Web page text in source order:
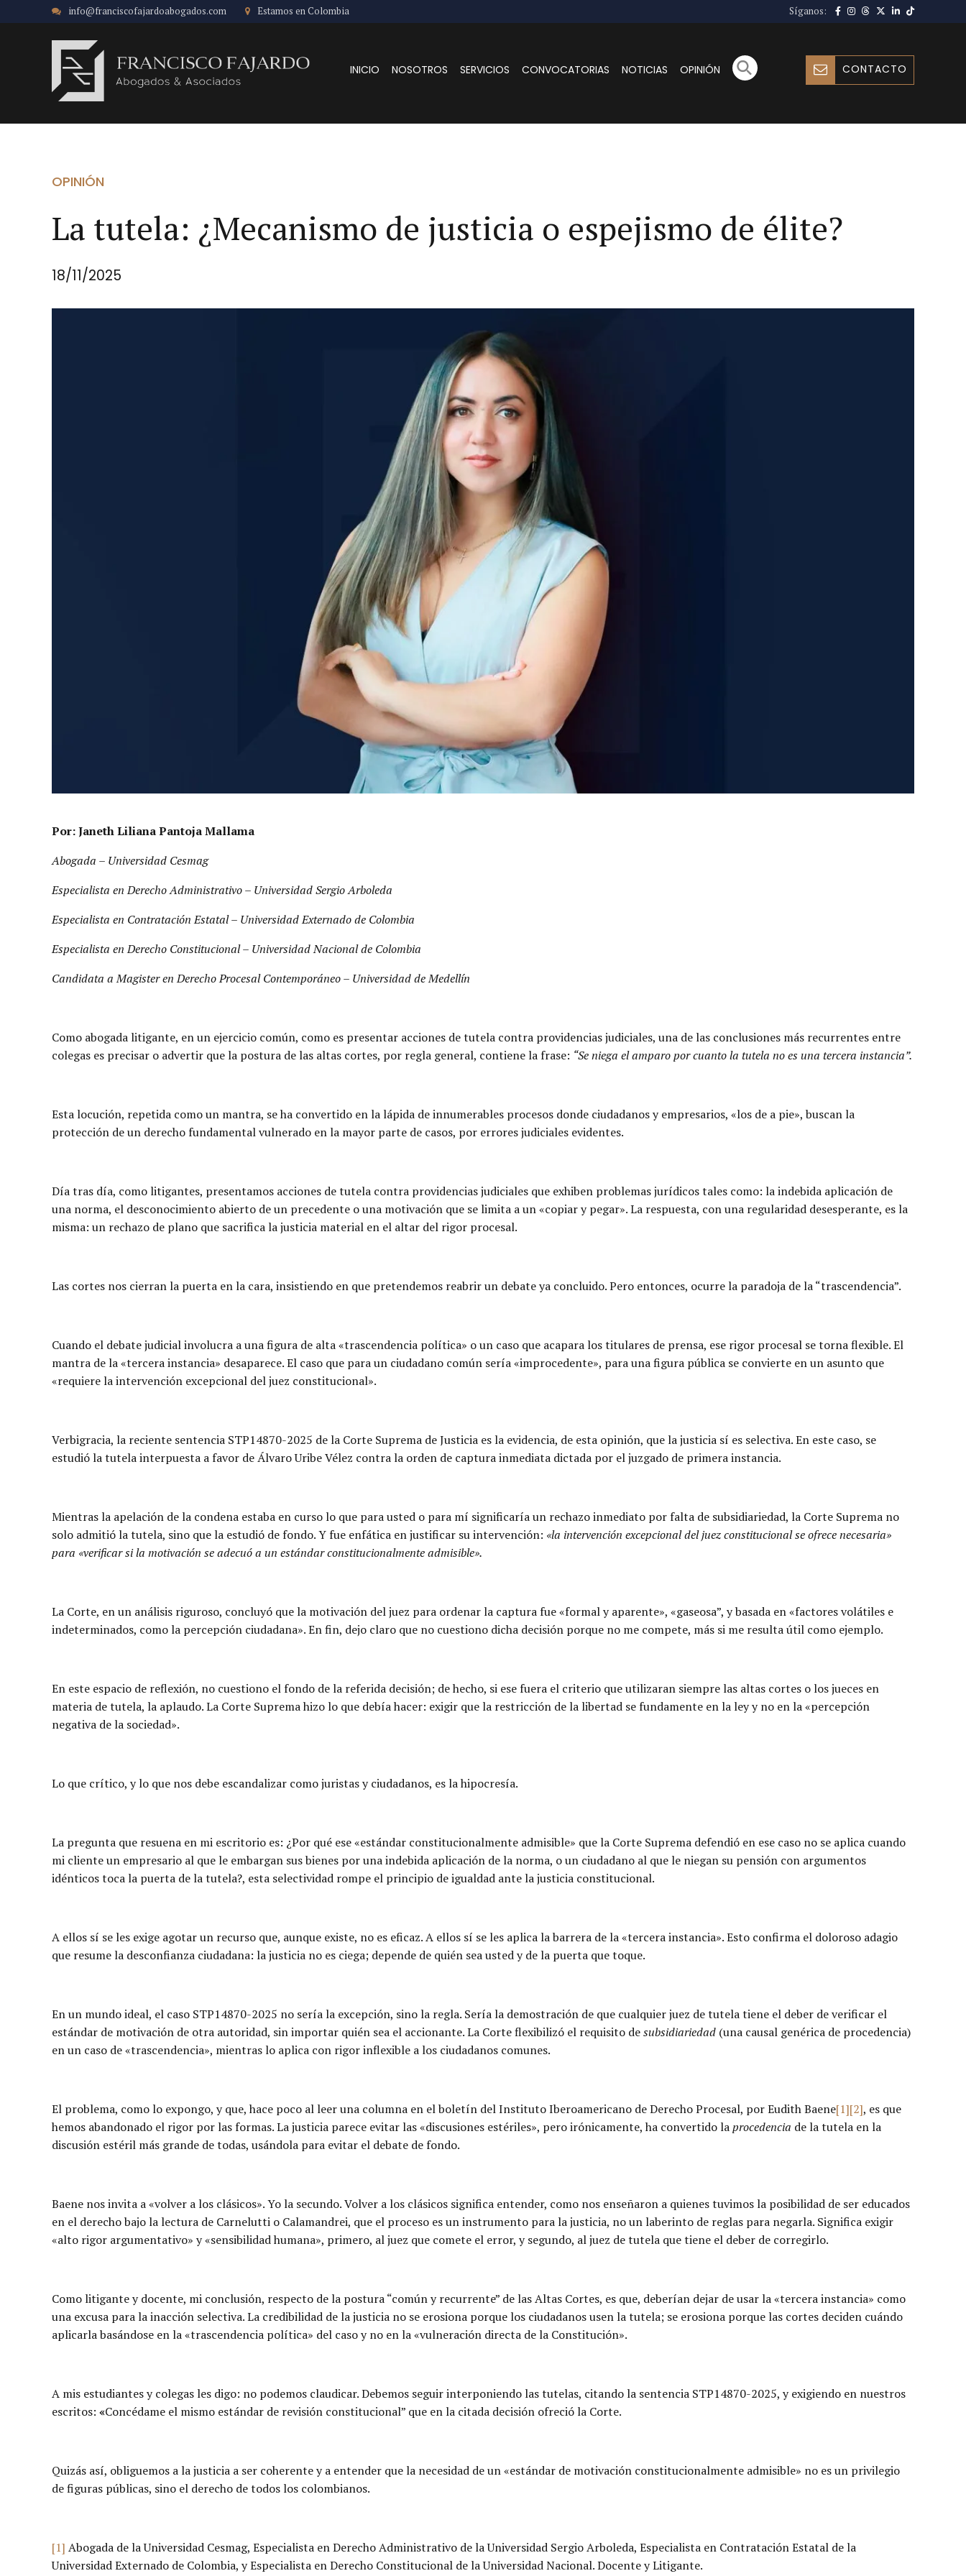
info@franciscofajardoabogados.com Estamos en Colombia Síganos:
CONTACTO
INICIO NOSOTROS SERVICIOS CONVOCATORIAS NOTICIAS OPINIÓN
OPINIÓN
La tutela: ¿Mecanismo de justicia o espejismo de élite?
18/11/2025
Por: Janeth Liliana Pantoja Mallama
Abogada – Universidad Cesmag
Especialista en Derecho Administrativo – Universidad Sergio Arboleda
Especialista en Contratación Estatal – Universidad Externado de Colombia
Especialista en Derecho Constitucional – Universidad Nacional de Colombia
Candidata a Magister en Derecho Procesal Contemporáneo – Universidad de Medellín
Como abogada litigante, en un ejercicio común, como es presentar acciones de tutela contra providencias judiciales, una de las conclusiones más recurrentes entre
colegas es precisar o advertir que la postura de las altas cortes, por regla general, contiene la frase: “Se niega el amparo por cuanto la tutela no es una tercera instancia”.
Esta locución, repetida como un mantra, se ha convertido en la lápida de innumerables procesos donde ciudadanos y empresarios, «los de a pie», buscan la
protección de un derecho fundamental vulnerado en la mayor parte de casos, por errores judiciales evidentes.
Día tras día, como litigantes, presentamos acciones de tutela contra providencias judiciales que exhiben problemas jurídicos tales como: la indebida aplicación de
una norma, el desconocimiento abierto de un precedente o una motivación que se limita a un «copiar y pegar». La respuesta, con una regularidad desesperante, es la
misma: un rechazo de plano que sacrifica la justicia material en el altar del rigor procesal.
Las cortes nos cierran la puerta en la cara, insistiendo en que pretendemos reabrir un debate ya concluido. Pero entonces, ocurre la paradoja de la “trascendencia”.
Cuando el debate judicial involucra a una figura de alta «trascendencia política» o un caso que acapara los titulares de prensa, ese rigor procesal se torna flexible. El
mantra de la «tercera instancia» desaparece. El caso que para un ciudadano común sería «improcedente», para una figura pública se convierte en un asunto que
«requiere la intervención excepcional del juez constitucional».
Verbigracia, la reciente sentencia STP14870-2025 de la Corte Suprema de Justicia es la evidencia, de esta opinión, que la justicia sí es selectiva. En este caso, se
estudió la tutela interpuesta a favor de Álvaro Uribe Vélez contra la orden de captura inmediata dictada por el juzgado de primera instancia.
Mientras la apelación de la condena estaba en curso lo que para usted o para mí significaría un rechazo inmediato por falta de subsidiariedad, la Corte Suprema no
solo admitió la tutela, sino que la estudió de fondo. Y fue enfática en justificar su intervención: «la intervención excepcional del juez constitucional se ofrece necesaria»
para «verificar si la motivación se adecuó a un estándar constitucionalmente admisible».
La Corte, en un análisis riguroso, concluyó que la motivación del juez para ordenar la captura fue «formal y aparente», «gaseosa”, y basada en «factores volátiles e
indeterminados, como la percepción ciudadana». En fin, dejo claro que no cuestiono dicha decisión porque no me compete, más si me resulta útil como ejemplo.
En este espacio de reflexión, no cuestiono el fondo de la referida decisión; de hecho, si ese fuera el criterio que utilizaran siempre las altas cortes o los jueces en
materia de tutela, la aplaudo. La Corte Suprema hizo lo que debía hacer: exigir que la restricción de la libertad se fundamente en la ley y no en la «percepción
negativa de la sociedad».
Lo que crítico, y lo que nos debe escandalizar como juristas y ciudadanos, es la hipocresía.
La pregunta que resuena en mi escritorio es: ¿Por qué ese «estándar constitucionalmente admisible» que la Corte Suprema defendió en ese caso no se aplica cuando
mi cliente un empresario al que le embargan sus bienes por una indebida aplicación de la norma, o un ciudadano al que le niegan su pensión con argumentos
idénticos toca la puerta de la tutela?, esta selectividad rompe el principio de igualdad ante la justicia constitucional.
A ellos sí se les exige agotar un recurso que, aunque existe, no es eficaz. A ellos sí se les aplica la barrera de la «tercera instancia». Esto confirma el doloroso adagio
que resume la desconfianza ciudadana: la justicia no es ciega; depende de quién sea usted y de la puerta que toque.
En un mundo ideal, el caso STP14870-2025 no sería la excepción, sino la regla. Sería la demostración de que cualquier juez de tutela tiene el deber de verificar el
estándar de motivación de otra autoridad, sin importar quién sea el accionante. La Corte flexibilizó el requisito desubsidiariedad (una causal genérica de procedencia)
en un caso de «trascendencia», mientras lo aplica con rigor inflexible a los ciudadanos comunes.
El problema, como lo expongo, y que, hace poco al leer una columna en el boletín del Instituto Iberoamericano de Derecho Procesal, por Eudith Baene[1][2], es que
hemos abandonado el rigor por las formas. La justicia parece evitar las «discusiones estériles», pero irónicamente, ha convertido laprocedencia de la tutela en la
discusión estéril más grande de todas, usándola para evitar el debate de fondo.
Baene nos invita a «volver a los clásicos». Yo la secundo. Volver a los clásicos significa entender, como nos enseñaron a quienes tuvimos la posibilidad de ser educados
en el derecho bajo la lectura de Carnelutti o Calamandrei, que el proceso es un instrumento para la justicia, no un laberinto de reglas para negarla. Significa exigir
«alto rigor argumentativo» y «sensibilidad humana», primero, al juez que comete el error, y segundo, al juez de tutela que tiene el deber de corregirlo.
Como litigante y docente, mi conclusión, respecto de la postura “común y recurrente” de las Altas Cortes, es que, deberían dejar de usar la «tercera instancia» como
una excusa para la inacción selectiva. La credibilidad de la justicia no se erosiona porque los ciudadanos usen la tutela; se erosiona porque las cortes deciden cuándo
aplicarla basándose en la «trascendencia política» del caso y no en la «vulneración directa de la Constitución».
A mis estudiantes y colegas les digo: no podemos claudicar. Debemos seguir interponiendo las tutelas, citando la sentencia STP14870-2025, y exigiendo en nuestros
escritos: «Concédame el mismo estándar de revisión constitucional” que en la citada decisión ofreció la Corte.
Quizás así, obliguemos a la justicia a ser coherente y a entender que la necesidad de un «estándar de motivación constitucionalmente admisible» no es un privilegio
de figuras públicas, sino el derecho de todos los colombianos.
[1] Abogada de la Universidad Cesmag, Especialista en Derecho Administrativo de la Universidad Sergio Arboleda, Especialista en Contratación Estatal de la
Universidad Externado de Colombia, y Especialista en Derecho Constitucional de la Universidad Nacional. Docente y Litigante.